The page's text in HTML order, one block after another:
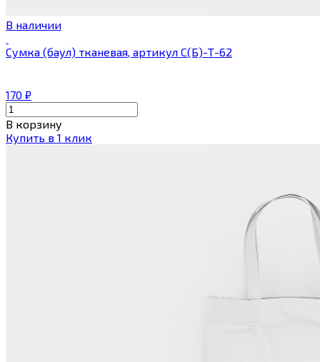
В наличии
Сумка (баул) тканевая, артикул С(Б)-Т-62
170 ₽
В корзину
Купить в 1 клик